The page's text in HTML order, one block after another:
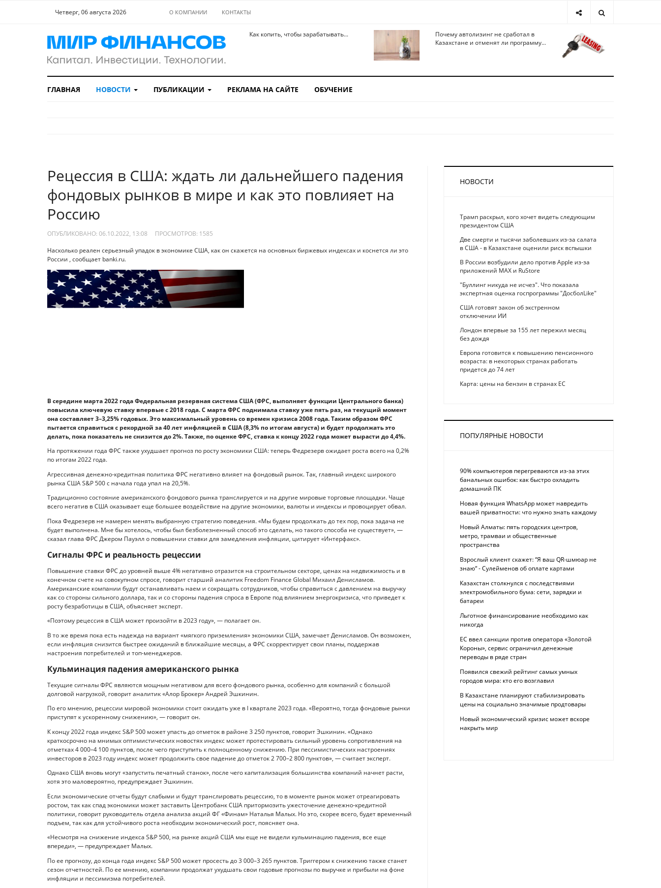
Четверг, 06 августа 2026 О КОМПАНИИ КОНТАКТЫ
Как копить, чтобы зарабатывать...
Почему автолизинг не сработал в
Казахстане и отменят ли программу...
ГЛАВНАЯ НОВОСТИ ПУБЛИКАЦИИ РЕКЛАМА НА САЙТЕ ОБУЧЕНИЕ
Рецессия в США: ждать ли дальнейшего падения
фондовых рынков в мире и как это повлияет на
Россию
ОПУБЛИКОВАНО: 06.10.2022, 13:08 ПРОСМОТРОВ: 1585
Насколько реален серьезный упадок в экономике США, как он скажется на основных биржевых индексах и коснется ли это
России , сообщает banki.ru.
В середине марта 2022 года Федеральная резервная система США (ФРС, выполняет функции Центрального банка)
повысила ключевую ставку впервые с 2018 года. С марта ФРС поднимала ставку уже пять раз, на текущий момент
она составляет 3–3,25% годовых. Это максимальный уровень со времен кризиса 2008 года. Таким образом ФРС
пытается справиться с рекордной за 40 лет инфляцией в США (8,3% по итогам августа) и будет продолжать это
делать, пока показатель не снизится до 2%. Также, по оценке ФРС, ставка к концу 2022 года может вырасти до 4,4%.
На протяжении года ФРС также ухудшает прогноз по росту экономики США: теперь Федрезерв ожидает роста всего на 0,2%
по итогам 2022 года.
Агрессивная денежно-кредитная политика ФРС негативно влияет на фондовый рынок. Так, главный индекс широкого
рынка США S&P 500 с начала года упал на 20,5%.
Традиционно состояние американского фондового рынка транслируется и на другие мировые торговые площадки. Чаще
всего негатив в США оказывает еще большее воздействие на другие экономики, валюты и индексы и провоцирует обвал.
Пока Федрезерв не намерен менять выбранную стратегию поведения. «Мы будем продолжать до тех пор, пока задача не
будет выполнена. Мне бы хотелось, чтобы был безболезненный способ это сделать, но такого способа не существует», —
сказал глава ФРС Джером Пауэлл о повышении ставки для замедления инфляции, цитирует «Интерфакс».
Сигналы ФРС и реальность рецессии
Повышение ставки ФРС до уровней выше 4% негативно отразится на строительном секторе, ценах на недвижимость и в
конечном счете на совокупном спросе, говорит старший аналитик Freedom Finance Global Михаил Денисламов.
Американские компании будут останавливать наем и сокращать сотрудников, чтобы справиться с давлением на выручку
как со стороны сильного доллара, так и со стороны падения спроса в Европе под влиянием энергокризиса, что приведет к
росту безработицы в США, объясняет эксперт.
«Поэтому рецессия в США может произойти в 2023 году», — полагает он.
В то же время пока есть надежда на вариант «мягкого приземления» экономики США, замечает Денисламов. Он возможен,
если инфляция снизится быстрее ожиданий в ближайшие месяцы, а ФРС скорректирует свои планы, поддержав
настроения потребителей и топ-менеджеров.
Кульминация падения американского рынка
Текущие сигналы ФРС являются мощным негативом для всего фондового рынка, особенно для компаний с большой
долговой нагрузкой, говорит аналитик «Алор Брокер» Андрей Эшкинин.
По его мнению, рецессии мировой экономики стоит ожидать уже в I квартале 2023 года. «Вероятно, тогда фондовые рынки
приступят к ускоренному снижению», — говорит он.
К концу 2022 года индекс S&P 500 может упасть до отметок в районе 3 250 пунктов, говорит Эшкинин. «Однако
краткосрочно на мнимых оптимистических новостях индекс может протестировать сильный уровень сопротивления на
отметках 4 000–4 100 пунктов, после чего приступить к полноценному снижению. При пессимистических настроениях
инвесторов в 2023 году индекс может продолжить свое падение до отметок 2 700–2 800 пунктов», — считает эксперт.
Однако США вновь могут «запустить печатный станок», после чего капитализация большинства компаний начнет расти,
хотя это маловероятно, предупреждает Эшкинин.
Если экономические отчеты будут слабыми и будут транслировать рецессию, то в моменте рынок может отреагировать
ростом, так как спад экономики может заставить Центробанк США притормозить ужесточение денежно-кредитной
политики, говорит руководитель отдела анализа акций ФГ «Финам» Наталья Малых. Но это, скорее всего, будет временный
подъем, так как для устойчивого роста необходим экономический рост, поясняет она.
«Несмотря на снижение индекса S&P 500, на рынке акций США мы еще не видели кульминацию падения, все еще
впереди», — предупреждает Малых.
По ее прогнозу, до конца года индекс S&P 500 может просесть до 3 000–3 265 пунктов. Триггером к снижению также станет
сезон отчетностей. По ее мнению, компании продолжат ухудшать свои годовые прогнозы по выручке и прибыли на фоне
инфляции и пессимизма потребителей.
НОВОСТИ
Трамп раскрыл, кого хочет видеть следующим
президентом США
Две смерти и тысячи заболевших из-за салата
в США - в Казахстане оценили риск вспышки
В России возбудили дело против Apple из-за
приложений MAX и RuStore
"Буллинг никуда не исчез". Что показала
экспертная оценка госпрограммы "ДосболLike"
США готовят закон об экстренном
отключении ИИ
Лондон впервые за 155 лет пережил месяц
без дождя
Европа готовится к повышению пенсионного
возраста: в некоторых странах работать
придется до 74 лет
Карта: цены на бензин в странах ЕС
ПОПУЛЯРНЫЕ НОВОСТИ
90% компьютеров перегреваются из-за этих
банальных ошибок: как быстро охладить
домашний ПК
Новая функция WhatsApp может навредить
вашей приватности: что нужно знать каждому
Новый Алматы: пять городских центров,
метро, трамваи и общественные
пространства
Взрослый клиент скажет: “Я ваш QR-шмюар не
знаю“ - Сулейменов об оплате картами
Казахстан столкнулся с последствиями
электромобильного бума: сети, зарядки и
батареи
Льготное финансирование необходимо как
никогда
ЕС ввел санкции против оператора «Золотой
Короны», сервис ограничил денежные
переводы в ряде стран
Появился свежий рейтинг самых умных
городов мира: кто его возглавил
В Казахстане планируют стабилизировать
цены на социально значимые продтовары
Новый экономический кризис может вскоре
накрыть мир